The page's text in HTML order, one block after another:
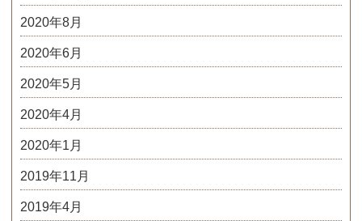
2020年8月
2020年6月
2020年5月
2020年4月
2020年1月
2019年11月
2019年4月